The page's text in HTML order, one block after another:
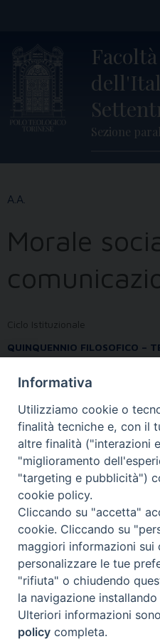
content
Sezione
Morale
Ciclo Istituzionale
QUINQUENNIO FILOSOFICO –
Anno di corso: 5
Crediti:
6
Docenti
TORINESE
Informativa
Utilizziamo cookie o
finalità tecniche e, con il
altre finalità ("interazioni
"miglioramento
"targeting e pubblicità")
cookie policy.
Cliccando su "accetta"
cookie. Cliccando su
maggiori informazioni
personalizzare le tue
"rifiuta" o chiudendo
la navigazione
Ulteriori informazioni
policy completa.